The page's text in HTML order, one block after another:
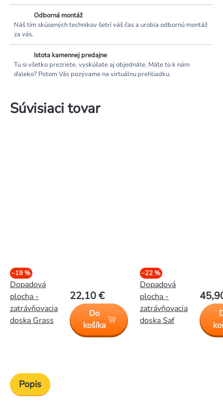
Odborná montáž
Náš tím skúsených technikov šetrí váš čas a urobia odbornú montáž
za vás.
Istota kamennej predajne
Tu si všetko prezriete, vyskúšate aj objednáte. Máte to k nám
ďaleko? Potom Vás pozývame na virtuálnu prehliadku.
Súvisiaci tovar
–19 %
Dopadová
plocha -
zatrávňovacia
doska Grass
22,10 €
Do
košíka
–22 %
Dopadová
plocha -
zatrávňovacia
doska Saf
Popis